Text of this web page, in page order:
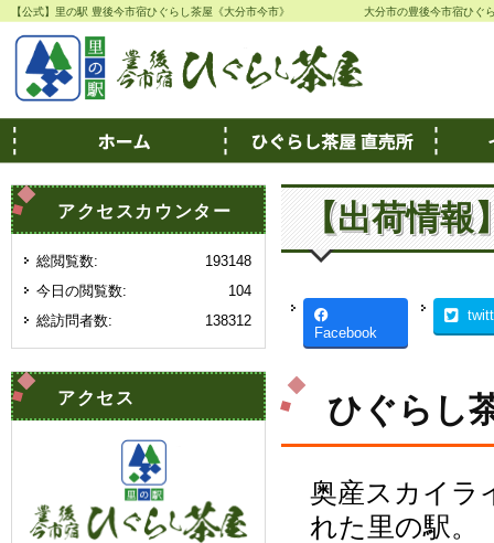
【公式】里の駅 豊後今市宿ひぐらし茶屋《大分市今市》 大分市の豊後今市宿ひぐ
【出荷情報
Facebook
ひぐらし
奥産スカイラ
れた里の駅。
アクセスカウンター
193148
総閲覧数:
104
今日の閲覧数:
138312
総訪問者数:
アクセス